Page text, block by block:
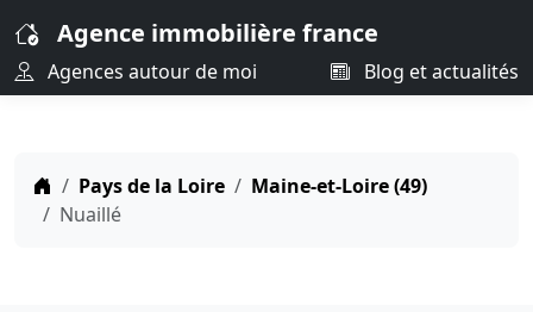
Agence immobilière france
Agences autour de moi Blog et actualités
Pays de la Loire
Maine-et-Loire (49)
Nuaillé